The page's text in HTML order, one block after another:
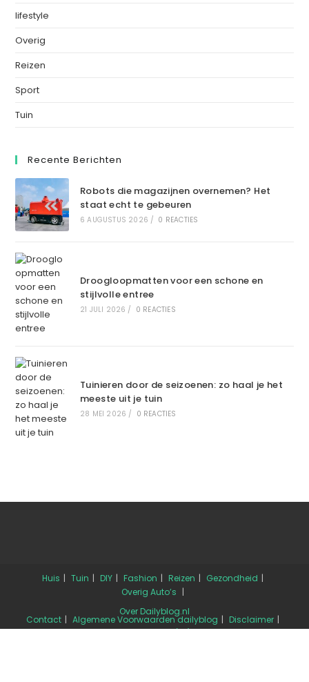
lifestyle
Overig
Reizen
Sport
Tuin
Recente Berichten
Robots die magazijnen overnemen? Het
staat echt te gebeuren
6 AUGUSTUS 2026 / 0 REACTIES
Droogloopmatten voor een schone en
stijlvolle entree
21 JULI 2026 / 0 REACTIES
Tuinieren door de seizoenen: zo haal je het
meeste uit je tuin
28 MEI 2026 / 0 REACTIES
Huis Tuin DIY Fashion Reizen
Gezondheid
Overig Auto’s
Over Dailyblog.nl
Contact Algemene Voorwaarden dailyblog
Disclaimer